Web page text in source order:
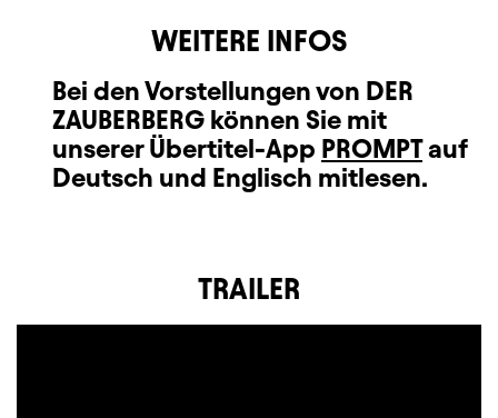
WEITERE INFOS
Bei den Vorstellungen von DER
ZAUBERBERG können Sie mit
unserer Übertitel-App PROMPTauf
Deutsch und Englisch mitlesen.
TRAILER